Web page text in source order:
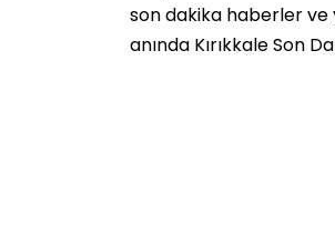
son dakika haberler ve
anında Kırıkkale Son